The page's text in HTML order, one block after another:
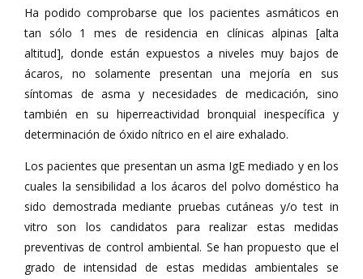
Ha podido comprobarse que los pacientes asmáticos en
tan sólo 1 mes de residencia en clínicas alpinas [alta
altitud], donde están expuestos a niveles muy bajos de
ácaros, no solamente presentan una mejoría en sus
síntomas de asma y necesidades de medicación, sino
también en su hiperreactividad bronquial inespecífica y
determinación de óxido nítrico en el aire exhalado.
Los pacientes que presentan un asma IgE mediado y en los
cuales la sensibilidad a los ácaros del polvo doméstico ha
sido demostrada mediante pruebas cutáneas y/o test in
vitro son los candidatos para realizar estas medidas
preventivas de control ambiental. Se han propuesto que el
grado de intensidad de estas medidas ambientales se